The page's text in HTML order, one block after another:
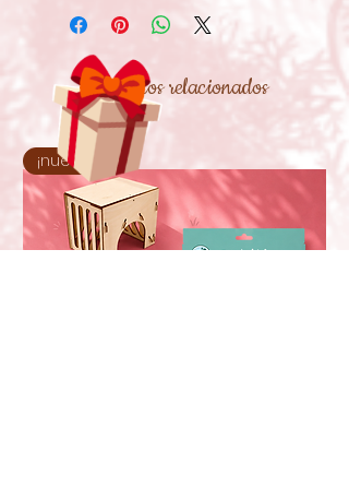
Productos relacionados
¡nuevo!